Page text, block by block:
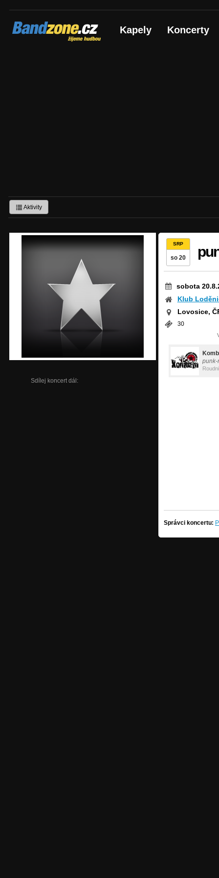
Bandzone.cz
žijeme hudbou Kapely Koncerty
Aktivity
Sdílej koncert dál:
SRP
so 20
sobota
Klub
Lovosice,
30
punk-
Správci koncertu: